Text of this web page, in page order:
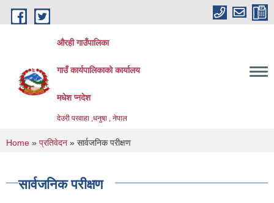
Skip to main content
औरही गाउँपालिका
गाउँ कार्यपालिकाको कार्यालय
मधेश प्नदेश
देउरी परवाहा ,धनुषा , नेपाल
You are here
Home » प्रतिवेदन » सार्वजनिक परीक्षण
सार्वजनिक परीक्षण